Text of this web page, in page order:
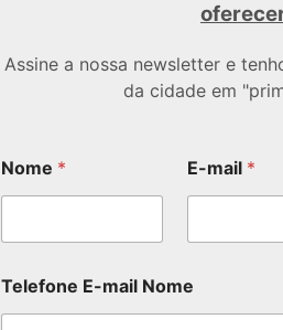
Assine a nossa newsletter e
da cidade em
Nome * E-mail *
Telefone E-mail Nome